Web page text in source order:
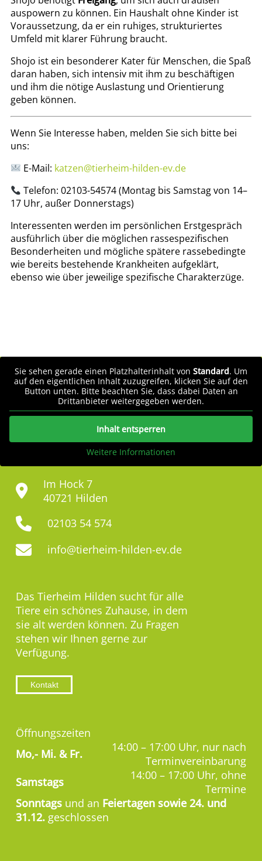
auspowern zu können. Ein Haushalt ohne Kinder ist
Voraussetzung, da er ein ruhiges, strukturiertes
Umfeld mit klarer Führung braucht.
Shojo ist ein besonderer Kater für Menschen, die Spaß
daran haben, sich intensiv mit ihm zu beschäftigen
und ihm die nötige Auslastung und Orientierung
geben können.
Wenn Sie Interesse haben, melden Sie sich bitte bei
uns:
E-Mail: katzen@tierheim-hilden-ev.de
Telefon: 02103-54574 (Montag bis Samstag von 14–
17 Uhr, außer Donnerstags)
Interessenten werden im persönlichen Erstgespräch
ausführlich über die möglichen rassespezifischen
Besonderheiten und mögliche spätere rassebedingte
wie bereits bestehende Krankheiten aufgeklärt,
ebenso wie über jeweilige spezifische Charakterzüge.
Sie sehen gerade einen Platzhalterinhalt von Standard. Um
auf den eigentlichen Inhalt zuzugreifen, klicken Sie auf den
Button unten. Bitte beachten Sie, dass dabei Daten an
Drittanbieter weitergegeben werden.
Inhalt entsperren
Weitere Informationen
Im Hock 7
40721 Hilden
02103 54 574
info@tierheim-hilden-ev.de
Das Tierheim Hilden sucht für alle
Tiere ein schönes Zuhause, in dem
sie alt werden können. Zu Fragen
stehen wir Ihnen gerne zur
Verfügung.
Kontakt
Öffnungszeiten
Mo,- Mi. & Fr.
14:00 – 17:00 Uhr, nur nach
Terminvereinbarung
Samstags
14:00 – 17:00 Uhr, ohne
Termine
Sonntags und an Feiertagen sowie 24. und
31.12. geschlossen